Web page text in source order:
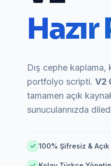
Dış cephe
portfolyo scripti. V2
tamamen açık
sunucularınızda
100% Şifresiz &